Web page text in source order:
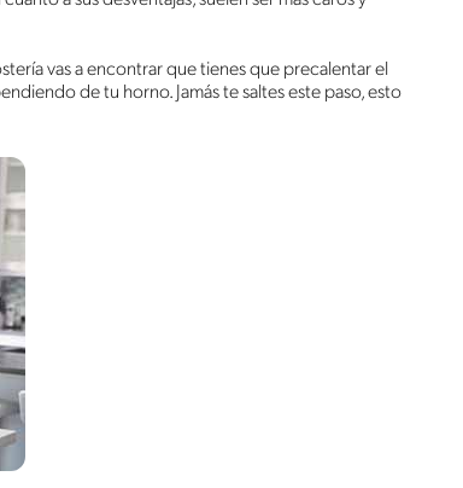
vas a encontrar que tienes que precalentar el
de tu horno. Jamás te saltes este paso, esto